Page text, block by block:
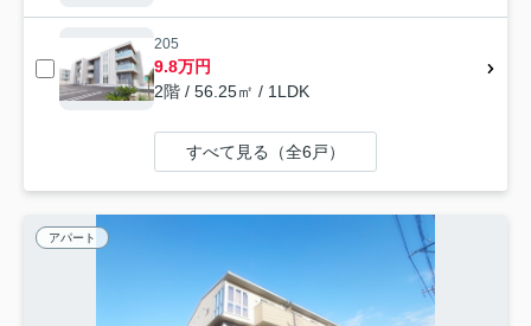
205
9.8万円
2階 / 56.25㎡ / 1LDK
すべて見る（全6戸）
アパート